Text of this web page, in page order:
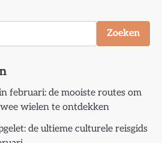
Zoeken
februari: de mooiste routes om
wielen te ontdekken
de ultieme culturele reisgids